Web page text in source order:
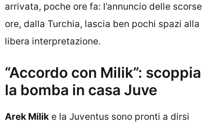
arrivata, poche ore fa: l’annuncio delle scorse
ore, dalla Turchia, lascia ben pochi spazi alla
libera interpretazione.
“Accordo con Milik”: scoppia
la bomba in casa Juve
Arek Milik e la Juventus sono pronti a dirsi